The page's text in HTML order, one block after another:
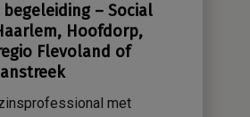
– Social
Hoofdorp,
Flevoland of
met